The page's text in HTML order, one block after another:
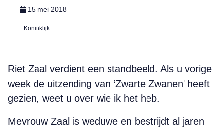
15 mei 2018
Koninklijk
Riet Zaal verdient een standbeeld. Als u vorige
week de uitzending van ‘Zwarte Zwanen’ heeft
gezien, weet u over wie ik het heb.
Mevrouw Zaal is weduwe en bestrijdt al jaren